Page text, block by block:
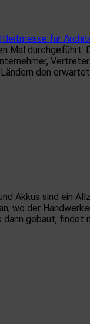
für
Mal durchgeführt.
den
Akkus sind ein
wo der
gebaut, findet